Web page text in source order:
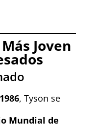
Joven
, Tyson se
Mundial de